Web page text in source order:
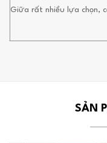
Giữa rất nhiều lựa chọn,
SẢN